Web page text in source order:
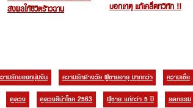
ส่งผลให้ชีวิตร้าวฉาน
บอกเหตุ แก้เคล็ดหวีหัก !!
ามรักของหนุ่มจีน ความรักต่างวัย ผู้ชายอายุ มากกว่า
ความเชื่อ
ดูดวง ดูดวงสีนำโชค 2563 ผู้ชาย แก่กว่า 5 ปี ลดกรรม